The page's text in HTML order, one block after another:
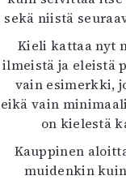
sekä niistä
Kieli kattaa nyt
ilmeistä ja eleistä
vain esimerkki,
eikä vain
on kielestä
Kauppinen
muidenkin